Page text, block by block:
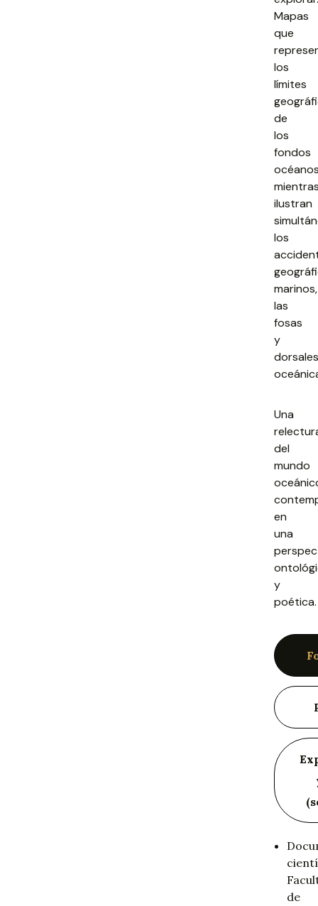
Mapas
que
los
límites
de
los
fondos
ilustran
los
marinos,
las
fosas
y
dorsales
Una
del
mundo
en
una
y
poética.
de